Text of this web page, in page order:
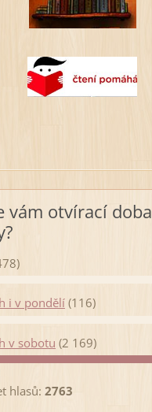
vám otvírací doba
i v pondělí (116)
v sobotu (2 169)
hlasů: 2763